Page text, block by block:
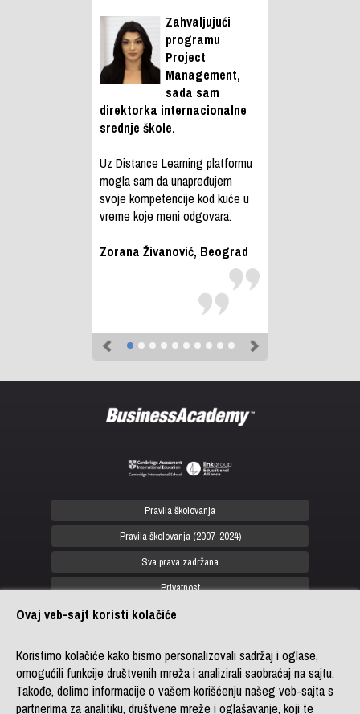
Zahvaljujući
programu
Project
Management,
sada sam
direktorka internacionalne
srednje škole.
Uz Distance Learning platformu
mogla sam da unapređujem
svoje kompetencije kod kuće u
vreme koje meni odgovara.
Zorana Živanović, Beograd
Pravila školovanja
Pravila školovanja (2007-2024)
Sva prava zadržana
Privatnost
+381 (0)11 4182 114
+381 (0)11 4182 176
+387 (0)33 902 961
Ovaj veb-sajt koristi kolačiće
Koristimo kolačiće kako bismo personalizovali sadržaj i oglase,
omogućili funkcije društvenih mreža i analizirali saobraćaj na sajtu.
Takođe, delimo informacije o vašem korišćenju našeg veb-sajta s
partnerima za analitiku, društvene mreže i oglašavanje, koji te